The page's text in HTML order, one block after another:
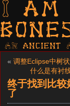
I am
AN ancient
« 调整Eclipse中树
什么是有衬
终于找到比较
了